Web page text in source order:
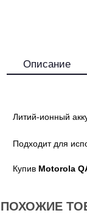
Описание
Литий-ионный
Подходит для
Купив Motorola
ПОХОЖИЕ